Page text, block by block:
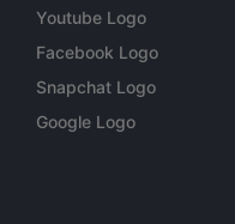
Youtube Logo
Facebook Logo
Snapchat Logo
Google Logo